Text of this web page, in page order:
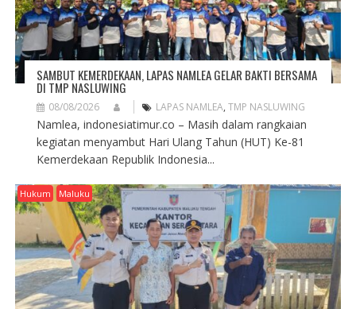
SAMBUT KEMERDEKAAN, LAPAS NAMLEA GELAR BAKTI BERSAMA
DI TMP NASLUWING
08/08/2026 LAPAS NAMLEA, TMP NASLUWING
Namlea, indonesiatimur.co – Masih dalam rangkaian
kegiatan menyambut Hari Ulang Tahun (HUT) Ke-81
Kemerdekaan Republik Indonesia...
Hukum Maluku